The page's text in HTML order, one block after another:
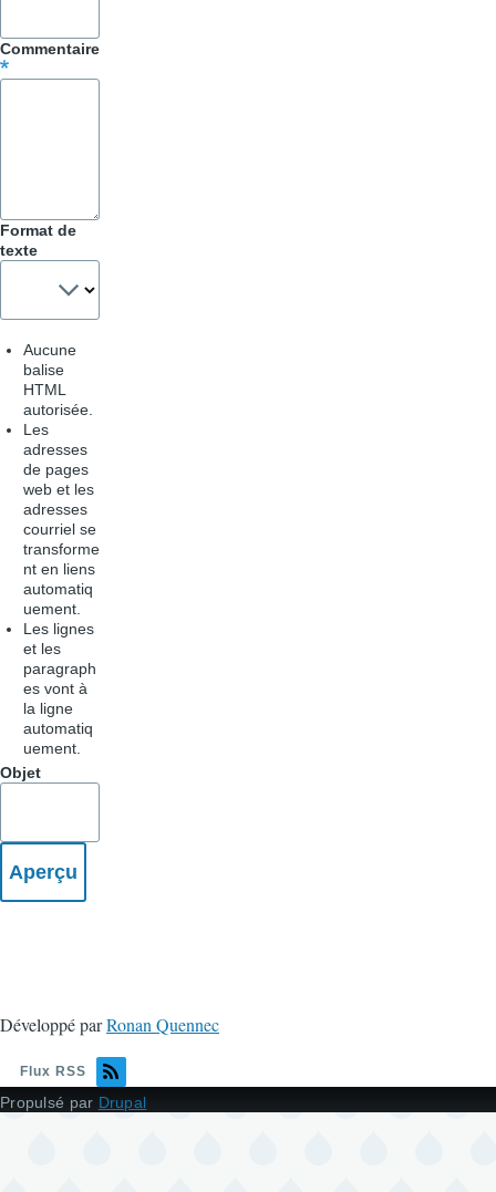
Astuces
Commentaire
Format de
texte
Aucune
balise
HTML
autorisée.
Les
adresses
de pages
web et les
adresses
courriel se
transforme
nt en liens
automatiq
uement.
Les lignes
et les
paragraph
es vont à
la ligne
automatiq
uement.
Objet
Développé parRonan Quennec
Flux RSS
Propulsé par Drupal